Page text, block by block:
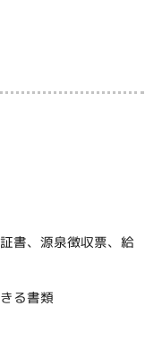
書、源泉徴収票、給
る書類